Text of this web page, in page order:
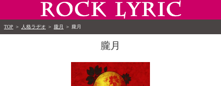
TOP ＞ 人格ラヂオ ＞ 朧月 ＞ 朧月
朧月